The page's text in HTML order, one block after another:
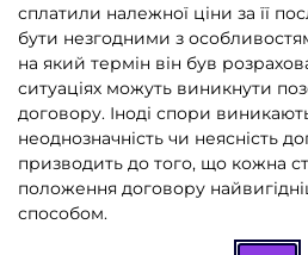
сплатили належної ціни за її
бути незгодними з
на який термін він був
ситуаціях можуть виникнути
договору. Іноді спори
неоднозначність чи неясність
призводить до того, що кожна
положення договору
способом.